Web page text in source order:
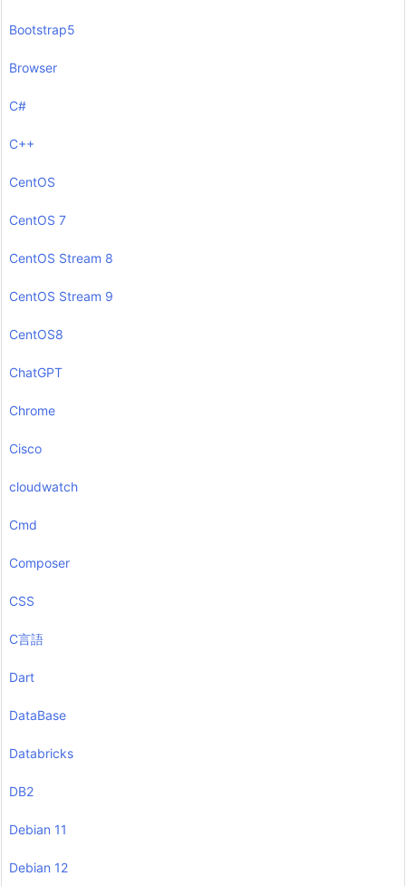
Bootstrap5
Browser
C#
C++
CentOS
CentOS 7
CentOS Stream 8
CentOS Stream 9
CentOS8
ChatGPT
Chrome
Cisco
cloudwatch
Cmd
Composer
CSS
C言語
Dart
DataBase
Databricks
DB2
Debian 11
Debian 12